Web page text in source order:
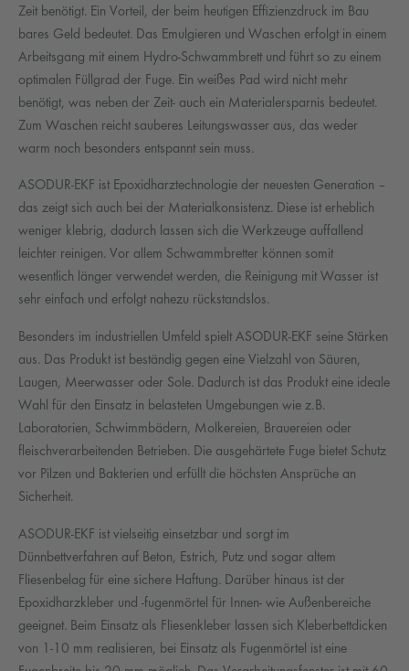
Zeit benötigt. Ein Vorteil, der beim heutigen Effizienzdruck im Bau
bares Geld bedeutet. Das Emulgieren und Waschen erfolgt in einem
Arbeitsgang mit einem Hydro-Schwammbrett und führt so zu einem
optimalen Füllgrad der Fuge. Ein weißes Pad wird nicht mehr
benötigt, was neben der Zeit- auch ein Materialersparnis bedeutet.
Zum Waschen reicht sauberes Leitungswasser aus, das weder
warm noch besonders entspannt sein muss.
ASODUR-EKF ist Epoxidharztechnologie der neuesten Generation –
das zeigt sich auch bei der Materialkonsistenz. Diese ist erheblich
weniger klebrig, dadurch lassen sich die Werkzeuge auffallend
leichter reinigen. Vor allem Schwammbretter können somit
wesentlich länger verwendet werden, die Reinigung mit Wasser ist
sehr einfach und erfolgt nahezu rückstandslos.
Besonders im industriellen Umfeld spielt ASODUR-EKF seine Stärken
aus. Das Produkt ist beständig gegen eine Vielzahl von Säuren,
Laugen, Meerwasser oder Sole. Dadurch ist das Produkt eine ideale
Wahl für den Einsatz in belasteten Umgebungen wie z.B.
Laboratorien, Schwimmbädern, Molkereien, Brauereien oder
fleischverarbeitenden Betrieben. Die ausgehärtete Fuge bietet Schutz
vor Pilzen und Bakterien und erfüllt die höchsten Ansprüche an
Sicherheit.
ASODUR-EKF ist vielseitig einsetzbar und sorgt im
Dünnbettverfahren auf Beton, Estrich, Putz und sogar altem
Fliesenbelag für eine sichere Haftung. Darüber hinaus ist der
Epoxidharzkleber und -fugenmörtel für Innen- wie Außenbereiche
geeignet. Beim Einsatz als Fliesenkleber lassen sich Kleberbettdicken
von 1-10 mm realisieren, bei Einsatz als Fugenmörtel ist eine